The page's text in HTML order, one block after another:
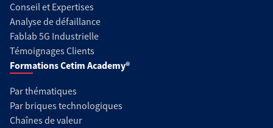
Conseil et Expertises
Analyse de défaillance
Fablab 5G Industrielle
Témoignages Clients
Formations Cetim Academy®
Par thématiques
Par briques technologiques
Chaînes de valeur